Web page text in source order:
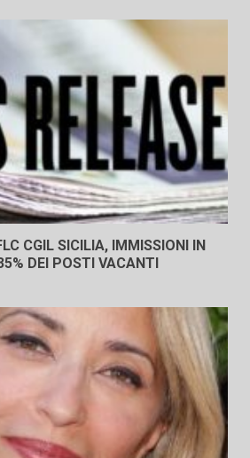
CGIL SICILIA, IMMISSIONI IN
DEI POSTI VACANTI